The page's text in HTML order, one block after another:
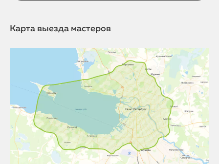
Карта выезда мастеров